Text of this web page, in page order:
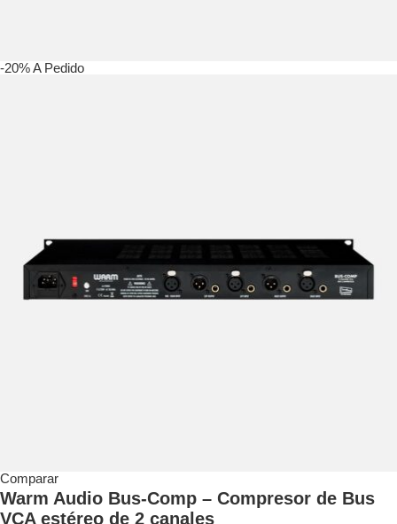
-20%A Pedido
Comparar
Warm Audio Bus-Comp – Compresor de Bus
VCA estéreo de 2 canales